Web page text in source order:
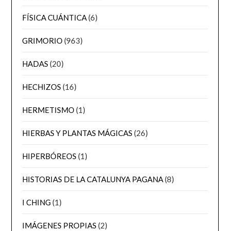
FÍSICA CUÁNTICA(6)
GRIMORIO (963)
HADAS (20)
HECHIZOS (16)
HERMETISMO (1)
HIERBAS Y PLANTAS MÁGICAS (26)
HIPERBÓREOS (1)
HISTORIAS DE LA CATALUNYA PAGANA(8)
I CHING(1)
IMÁGENES PROPIAS (2)